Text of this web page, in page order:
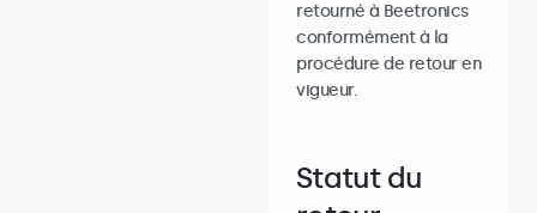
retourné à Beetronics
conformément à la
procédure de retour en
vigueur.
Statut du